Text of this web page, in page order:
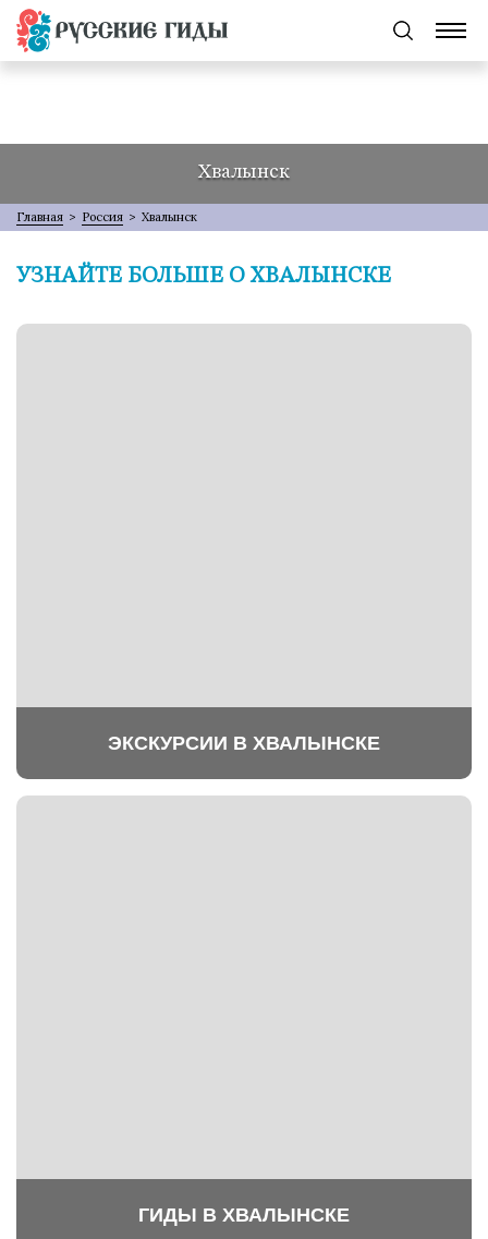
Хвалынск
Главная > Россия > Хвалынск
УЗНАЙТЕ БОЛЬШЕ О ХВАЛЫНСКЕ
ЭКСКУРСИИ В ХВАЛЫНСКЕ
ГИДЫ В ХВАЛЫНСКЕ